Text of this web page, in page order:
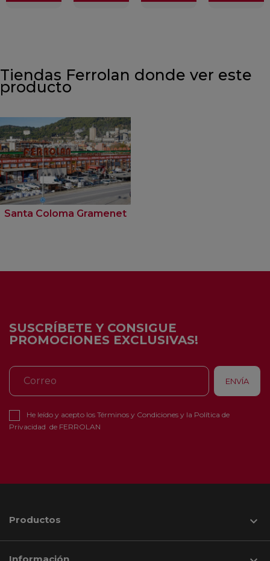
Tiendas Ferrolan donde ver este
producto
Santa Coloma Gramenet
SUSCRÍBETE Y CONSIGUE
PROMOCIONES EXCLUSIVAS!
He leído y acepto los Términos y Condiciones y la Política de
Privacidad de FERROLAN
Productos 